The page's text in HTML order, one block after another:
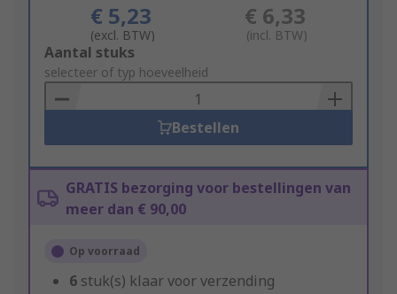
€ 5,23
(excl. BTW)
€ 6,33
(incl. BTW)
Add
to
Basket
Aantal stuks
selecteer of typ hoeveelheid
Bestellen
GRATIS bezorging voor bestellingen van
meer dan € 90,00
Op voorraad
6 stuk(s) klaar voor verzending